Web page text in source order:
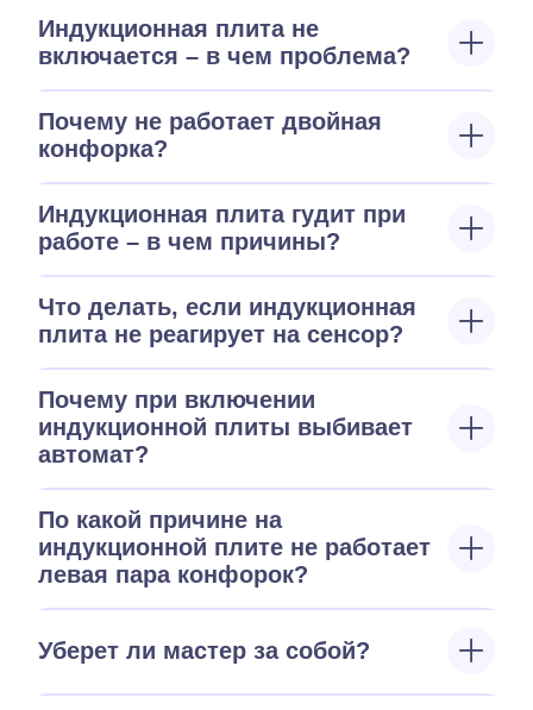
Индукционная плита не
включается – в чем проблема?
Почему не работает двойная
конфорка?
Индукционная плита гудит при
работе – в чем причины?
Что делать, если индукционная
плита не реагирует на сенсор?
Почему при включении
индукционной плиты выбивает
автомат?
По какой причине на
индукционной плите не работает
левая пара конфорок?
Уберет ли мастер за собой?